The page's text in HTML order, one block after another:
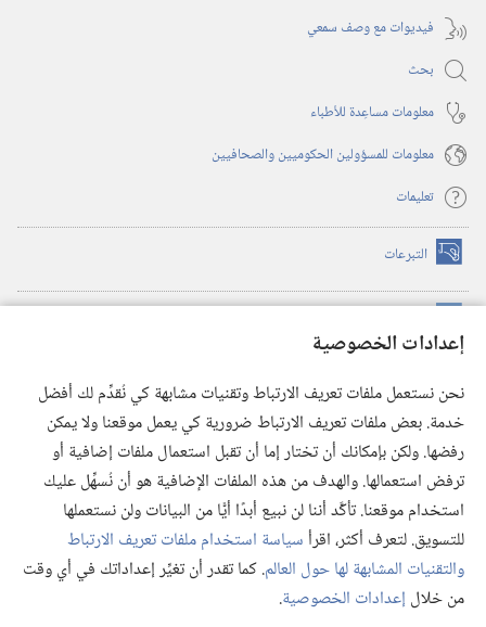
إعدادات الخصوصية
نحن نستعمل ملفات تعريف الارتباط وتقنيات مشابهة كي نُقدِّم لك أفضل
خدمة. بعض ملفات تعريف الارتباط ضرورية كي يعمل موقعنا ولا يمكن
رفضها. ولكن بإمكانك أن تختار إما أن تقبل استعمال ملفات إضافية أو
ترفض استعمالها. والهدف من هذه الملفات الإضافية هو أن نُسهِّل عليك
استخدام موقعنا. تأكَّد أننا لن نبيع أبدًا أيًّا من البيانات ولن نستعملها
للتسويق. لتعرف أكثر، اقرأسياسة استخدام ملفات تعريف الارتباط
والتقنيات المشابهة لها حول العالم. كما تقدر أن تغيِّر إعداداتك في أي وقت
من خلال إعدادات الخصوصية.
فيديوات مع وصف سمعي
بحث
معلومات مساعِدة للأطباء
معلومات للمسؤولين الحكوميين والصحافيين
تعليمات
التبرعات (يفتح
نافذة
(يفتح
نافذة
(يفتح
نافذة
جديدة) تطبيق ®
JW Library
مكتبة برج المراقبة
© 2026 .Watch Tower Bible and Tract Society of Pennsylvania
شروط الاستخدام |